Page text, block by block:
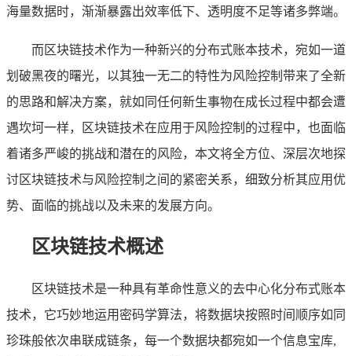
海量数据时，渐渐暴露出效率低下、透明度不足等诸多弊端。
而区块链技术作为一种新兴的分布式账本技术，宛如一道
划破黑夜的曙光，以其独一无二的特性为风险控制带来了全新
的思路和解决方案，就如同任何新生事物在成长过程中都会遭
遇坎坷一样，区块链技术在应用于风险控制的过程中，也面临
着诸多严峻的挑战和潜在的风险，本文将全方位、深层次地探
讨区块链技术与风险控制之间的紧密关系，细致分析其应用优
势、面临的挑战以及未来的发展方向。
区块链技术概述
区块链技术是一种具有革命性意义的去中心化分布式账本
技术，它巧妙地运用密码学算法，将数据块按照时间顺序如同
珍珠般依次串联成链条，每一个数据块都宛如一个信息宝库,